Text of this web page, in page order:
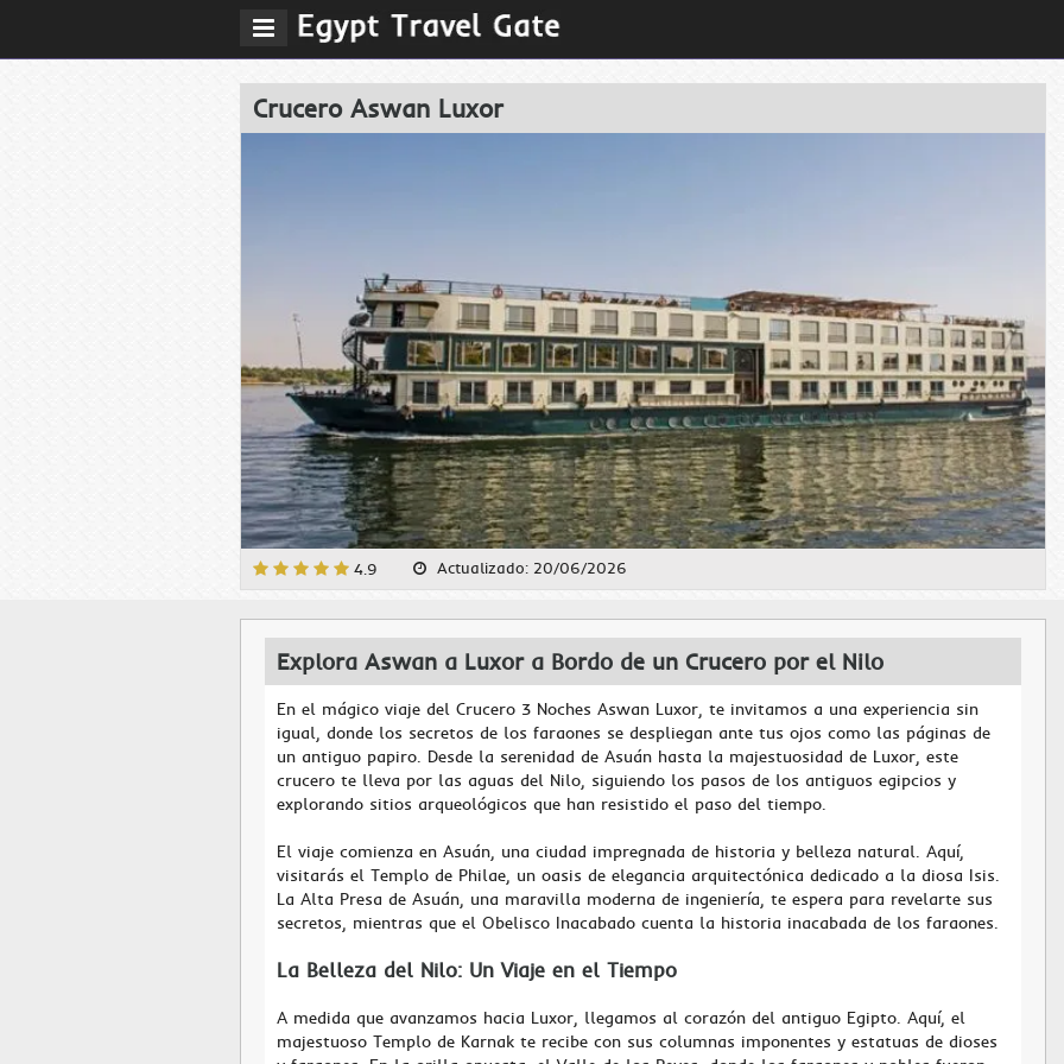
MenÃº
principal
Crucero Aswan Luxor
4.9 Actualizado: 20/06/2026
Explora Aswan a Luxor a Bordo de un Crucero por el Nilo
En el mágico viaje del Crucero 3 Noches Aswan Luxor, te invitamos a una experiencia sin
igual, donde los secretos de los faraones se despliegan ante tus ojos como las páginas de
un antiguo papiro. Desde la serenidad de Asuán hasta la majestuosidad de Luxor, este
crucero te lleva por las aguas del Nilo, siguiendo los pasos de los antiguos egipcios y
explorando sitios arqueológicos que han resistido el paso del tiempo.
El viaje comienza en Asuán, una ciudad impregnada de historia y belleza natural. Aquí,
visitarás el Templo de Philae, un oasis de elegancia arquitectónica dedicado a la diosa Isis.
La Alta Presa de Asuán, una maravilla moderna de ingeniería, te espera para revelarte sus
secretos, mientras que el Obelisco Inacabado cuenta la historia inacabada de los faraones.
La Belleza del Nilo: Un Viaje en el Tiempo
A medida que avanzamos hacia Luxor, llegamos al corazón del antiguo Egipto. Aquí, el
majestuoso Templo de Karnak te recibe con sus columnas imponentes y estatuas de dioses